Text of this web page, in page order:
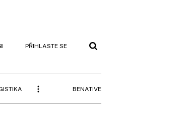
PŘIHLASTE SE
BENATIVE